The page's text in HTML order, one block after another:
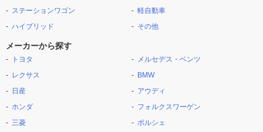
ステーションワゴン
ハイブリッド
軽自動車
その他
メーカーから探す
トヨタ
レクサス
日産
ホンダ
三菱
メルセデス・ベンツ
BMW
アウディ
フォルクスワーゲン
ポルシェ